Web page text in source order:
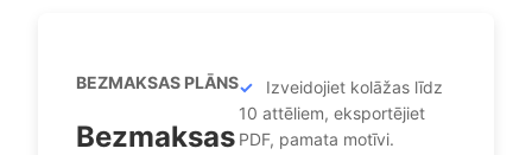
BEZMAKSAS PLĀNS
Bezmaksas
Izveidojiet kolāžas līdz
10 attēliem, eksportējiet
PDF, pamata motīvi.